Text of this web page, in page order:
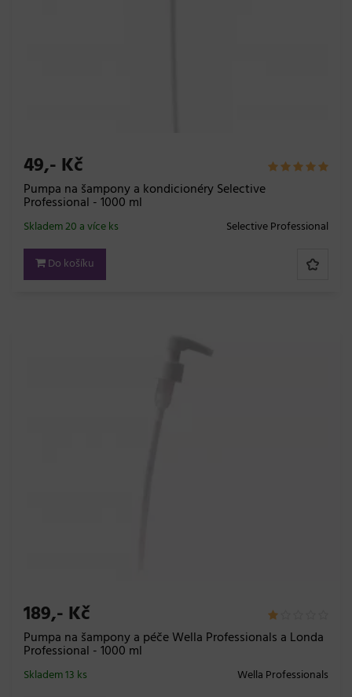
49,- Kč
Pumpa na šampony a kondicionéry Selective
Professional - 1000 ml
Selective Professional
Skladem 20 a více ks
Do košíku
189,- Kč
Pumpa na šampony a péče Wella Professionals a Londa
Professional - 1000 ml
Wella Professionals
Skladem 13 ks